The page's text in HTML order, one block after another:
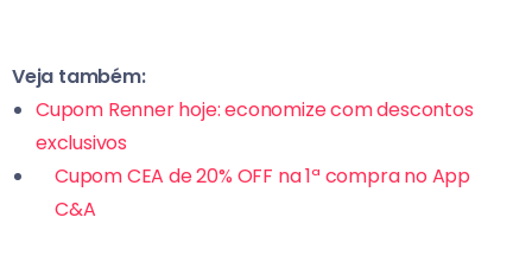
Veja também:
Cupom Renner hoje: economize com descontos
exclusivos
Cupom CEA de 20% OFF na 1ª compra no App
C&A